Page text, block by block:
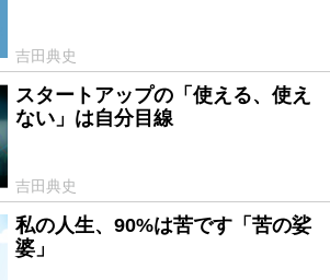
吉田典史
スタートアップの「使える、使え
ない」は自分目線
吉田典史
私の人生、90%は苦です「苦の娑
婆」